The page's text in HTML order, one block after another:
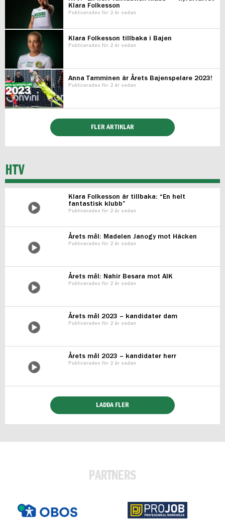
Klara Folkesson
Publicerades för 2 år sedan
Klara Folkesson tillbaka i Bajen
Publicerades för 2 år sedan
Anna Tamminen är Årets Bajenspelare 2023!
Publicerades för 2 år sedan
FLER ARTIKLAR
HTV
Klara Folkesson är tillbaka: “En helt
fantastisk klubb”
Publicerades för 2 år sedan
Årets mål: Madelen Janogy mot Häcken
Publicerades för 2 år sedan
Årets mål: Nahir Besara mot AIK
Publicerades för 2 år sedan
Årets mål 2023 – kandidater dam
Publicerades för 2 år sedan
Årets mål 2023 – kandidater herr
Publicerades för 2 år sedan
LADDA FLER
PARTNERS